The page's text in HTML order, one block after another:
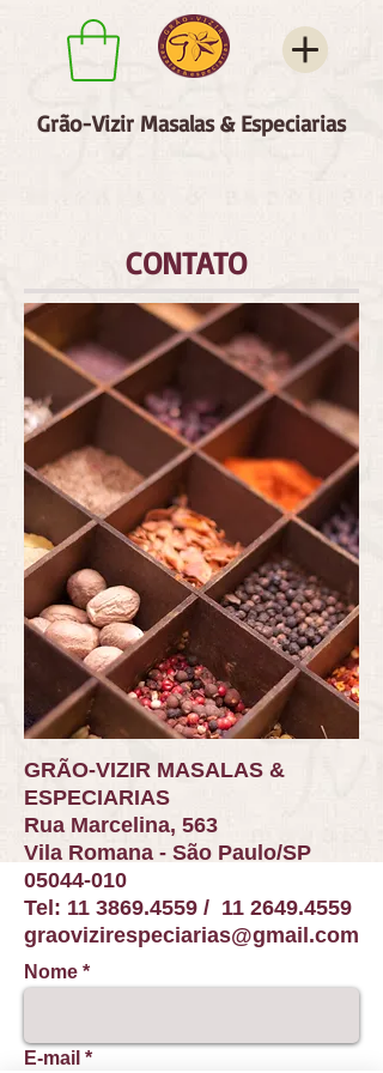
Grão-Vizir Masalas & Especiarias
CONTATO
GRÃO-VIZIR MASALAS &
ESPECIARIAS
Rua Marcelina, 563
Vila Romana - São Paulo/SP
05044-010
Tel: 11 3869.4559 / 11 2649.4559
graovizirespeciarias@gmail.com
Nome
E-mail